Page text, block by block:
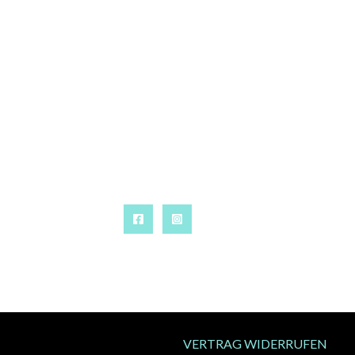
VERTRAG WIDERRUFEN